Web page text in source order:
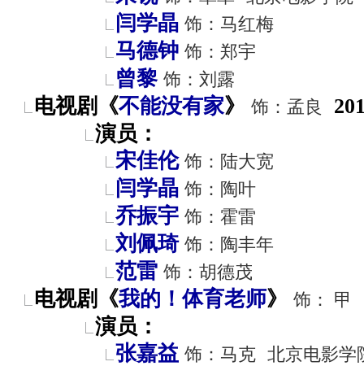
闫学晶 饰：马红梅
马德钟 饰：郑宇
曾黎 饰：刘露
电视剧《不能没有家》 饰：孟良
演员：
宋佳伦 饰：陆大宽
闫学晶 饰：陶叶
乔振宇 饰：霍雷
刘佩琦 饰：陶丰年
范雷 饰：胡德茂
电视剧《我的！体育老师》 饰： 甲
演员：
张嘉益 饰：马克 北京电影学